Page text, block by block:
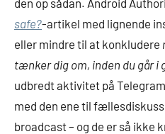
den op sådan. Android
safe?-artikel med lignende
eller mindre til at konkludere
tænker dig om, inden du går i
udbredt aktivitet på
med den ene til
broadcast – og de er så ikke